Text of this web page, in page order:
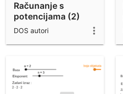
Računanje s
potencijama (2)
DOS autori